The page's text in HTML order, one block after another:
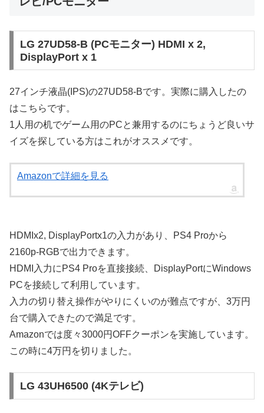
LG 27UD58-B (PCモニター) HDMI x 2,
DisplayPort x 1
27インチ液晶(IPS)の27UD58-Bです。実際に購入したの
はこちらです。
1人用の机でゲーム用のPCと兼用するのにちょうど良いサ
イズを探している方はこれがオススメです。
Amazonで詳細を見る
HDMIx2, DisplayPortx1の入力があり、PS4 Proから
2160p-RGBで出力できます。
HDMI入力にPS4 Proを直接接続、DisplayPortにWindows
PCを接続して利用しています。
入力の切り替え操作がやりにくいのが難点ですが、3万円
台で購入できたので満足です。
Amazonでは度々3000円OFFクーポンを実施しています。
この時に4万円を切りました。
LG 43UH6500 (4Kテレビ)